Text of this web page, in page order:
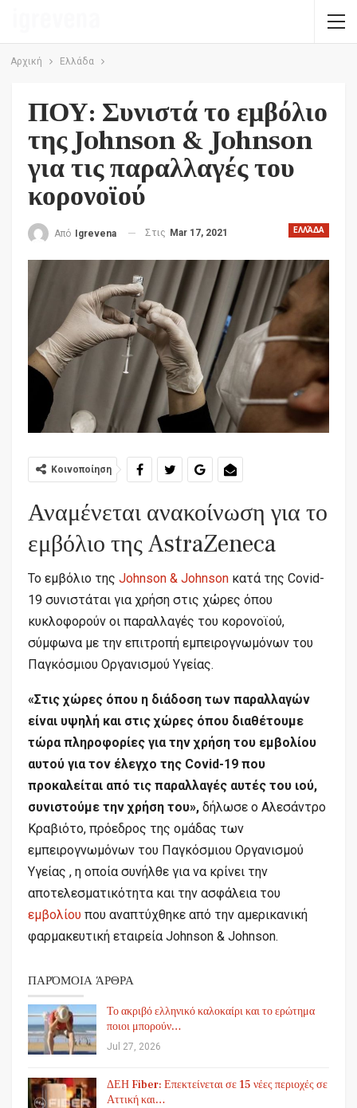
Αρχική Ελλάδα
ΠΟΥ: Συνιστά το εμβόλιο
της Johnson & Johnson
για τις παραλλαγές του
κορονοϊού
ΕΛΛΆΔΑ
Από Igrevena Στις Mar 17, 2021
Κοινοποίηση
Αναμένεται ανακοίνωση για το
εμβόλιο της AstraZeneca
Το εμβόλιο της Johnson & Johnson κατά της Covid-
19 συνιστάται για χρήση στις χώρες όπου
κυκλοφορούν οι παραλλαγές του κορονοϊού,
σύμφωνα με την επιτροπή εμπειρογνωμόνων του
Παγκόσμιου Οργανισμού Υγείας.
«Στις χώρες όπου η διάδοση των παραλλαγών
είναι υψηλή και στις χώρες όπου διαθέτουμε
τώρα πληροφορίες για την χρήση του εμβολίου
αυτού για τον έλεγχο της Covid-19 που
προκαλείται από τις παραλλαγές αυτές του ιού,
συνιστούμε την χρήση του», δήλωσε ο Αλεσάντρο
Κραβιότο, πρόεδρος της ομάδας των
εμπειρογνωμόνων του Παγκόσμιου Οργανισμού
Υγείας , η οποία συνήλθε για να κρίνει την
αποτελεσματικότητα και την ασφάλεια του
εμβολίου που αναπτύχθηκε από την αμερικανική
φαρμακευτική εταιρεία Johnson & Johnson.
ΠΑΡΌΜΟΙΑ ΆΡΘΡΑ
Το ακριβό ελληνικό καλοκαίρι και το ερώτημα
ποιοι μπορούν…
Jul 27, 2026
ΔΕΗ Fiber: Επεκτείνεται σε 15 νέες περιοχές σε
Αττική και…